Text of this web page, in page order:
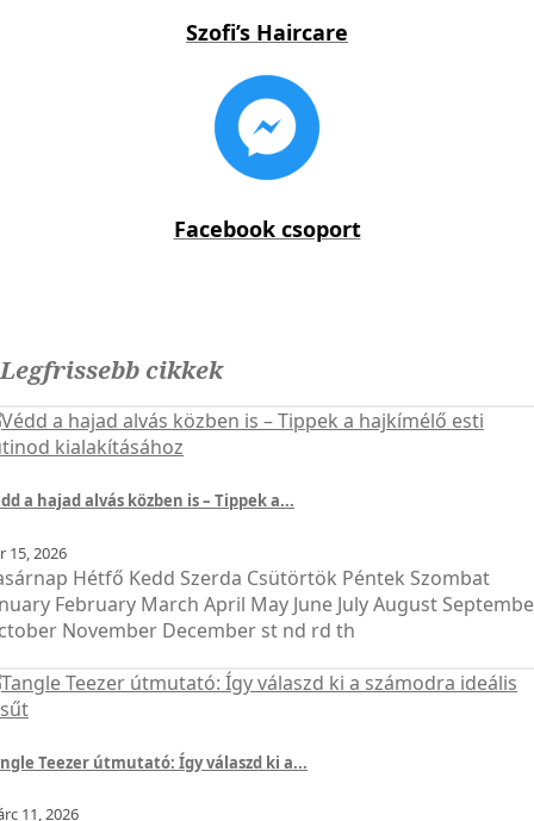
Szofi’s Haircare
Facebook csoport
Legfrissebb cikkek
a hajad alvás közben is – Tippek a...
15, 2026
Hétfő Kedd Szerda Csütörtök Péntek Szombat
February March April May June July August
November December st nd rd th
Teezer útmutató: Így válaszd ki a...
11, 2026